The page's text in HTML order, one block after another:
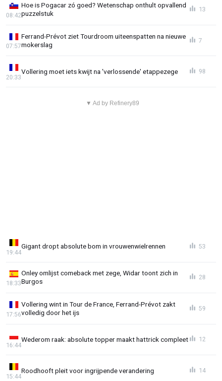
Hoe is Pogacar zó goed? Wetenschap onthult opvallend
puzzelstuk
08:42
13
Ferrand-Prévot ziet Tourdroom uiteenspatten na nieuwe
mokerslag
07:57
7
Vollering moet iets kwijt na 'verlossende' etappezege
20:33
98
▼ Ad by Refinery89
Gigant dropt absolute bom in vrouwenwielrennen
19:44
53
Onley omlijst comeback met zege, Widar toont zich in
Burgos
18:33
28
Vollering wint in Tour de France, Ferrand-Prévot zakt
volledig door het ijs
17:56
59
Wederom raak: absolute topper maakt hattrick compleet
16:44
12
Roodhooft pleit voor ingrijpende verandering
15:44
14